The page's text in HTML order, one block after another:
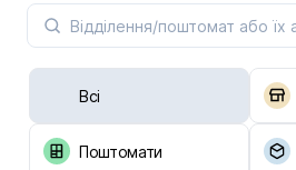
Всі
Поштомати